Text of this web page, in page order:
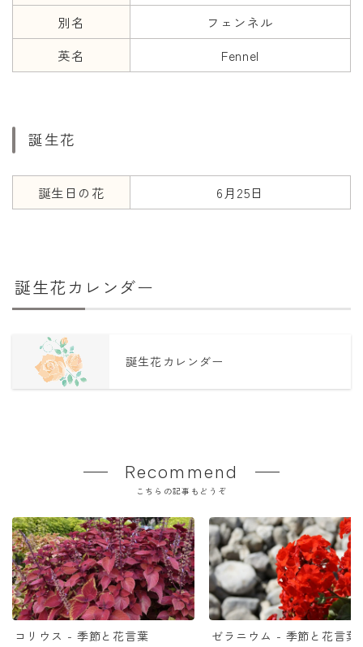
別名
フェンネル
英名
Fennel
誕生花
誕生日の花 6月25日
誕生花カレンダー
誕生花カレンダー
Recommend
こちらの記事もどうぞ
コリウス - 季節と花言葉 ゼラニウム - 季節と花言葉